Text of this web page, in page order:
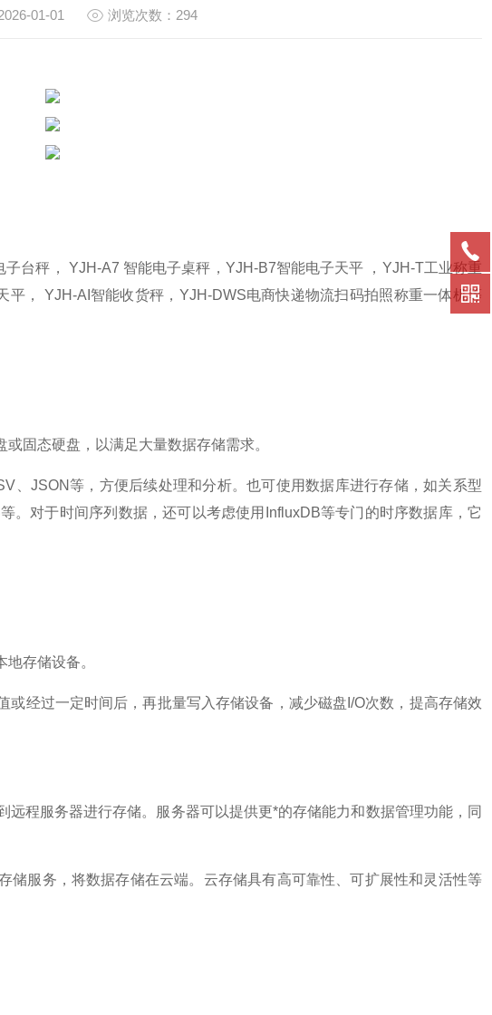
01-01 浏览次数：294
台秤， YJH-A7 智能电子桌秤，YJH-B7智能电子天平 ，YJH-T工业称重
， YJH-AI智能收货秤，YJH-DWS电商快递物流扫码拍照称重一体机等
固态硬盘，以满足大量数据存储需求。
、JSON等，方便后续处理和分析。也可使用数据库进行存储，如关系型
。对于时间序列数据，还可以考虑使用InfluxDB等专门的时序数据库，它
存储设备。
经过一定时间后，再批量写入存储设备，减少磁盘I/O次数，提高存储效
程服务器进行存储。服务器可以提供更*的存储能力和数据管理功能，同
储服务，将数据存储在云端。云存储具有高可靠性、可扩展性和灵活性等